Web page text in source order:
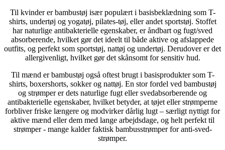
Til kvinder er bambustøj især populært i basisbeklædning som T-
shirts, undertøj og yogatøj, pilates-tøj, eller andet sportstøj. Stoffet
har naturlige antibakterielle egenskaber, er åndbart og fugt/sved
absorberende, hvilket gør det ideelt til både aktive og afslappede
outfits, og perfekt som sportstøj, nattøj og undertøj. Derudover er det
allergivenligt, hvilket gør det skånsomt for sensitiv hud.
Til mænd er bambustøj også oftest brugt i basisprodukter som T-
shirts, boxershorts, sokker og nattøj. En stor fordel ved bambustøj
og strømper er dets naturlige fugt eller svedabsorberende og
antibakterielle egenskaber, hvilket betyder, at tøjet eller strømperne
forbliver friske længere og modvirker dårlig lugt – særligt nyttigt for
aktive mænd eller dem med lange arbejdsdage, og helt perfekt til
strømper - mange kalder faktisk bambusstrømper for anti-sved-
strømper.